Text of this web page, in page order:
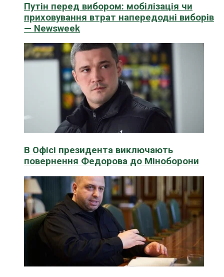
Путін перед вибором: мобілізація чи
приховування втрат напередодні виборів
— Newsweek
В Офісі президента виключають
повернення Федорова до Міноборони